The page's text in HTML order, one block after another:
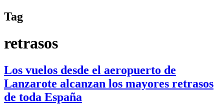
Tag
retrasos
Los vuelos desde el aeropuerto de
Lanzarote alcanzan los mayores retrasos
de toda España